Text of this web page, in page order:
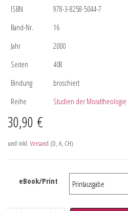
ISBN
978-3-8258-5044-7
Band-Nr.
16
Jahr
2000
Seiten
408
Bindung
broschiert
Reihe
Studien der Moraltheologie
30,90 €
und inkl. Versand (D, A, CH)
eBook/Print